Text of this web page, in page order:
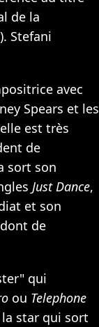
de la
Stefani
avec
Spears et les
est très
de
sort son
Just Dance,
et son
de
qui
ou Telephone
la star qui sort